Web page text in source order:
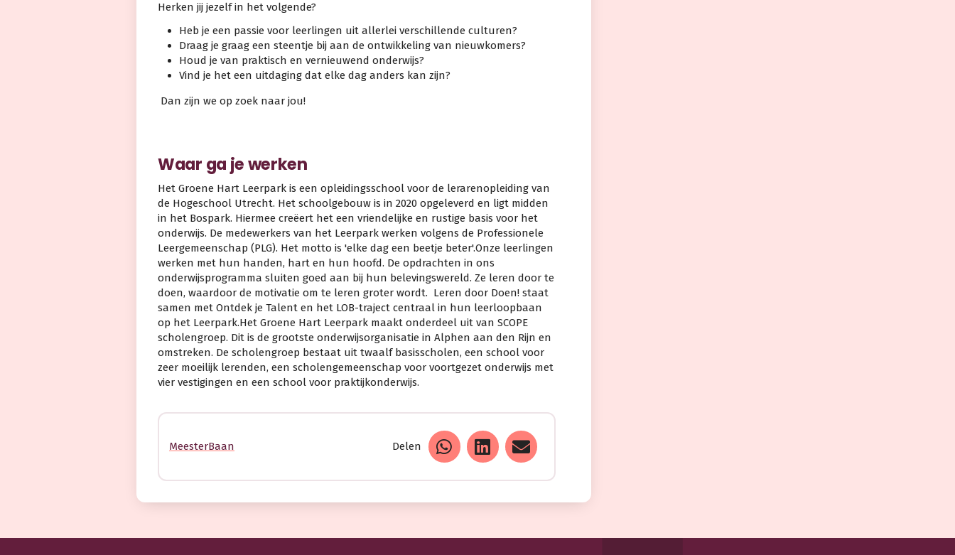
Herken jij jezelf in het volgende?
Heb je een passie voor leerlingen uit allerlei verschillende culturen?
Draag je graag een steentje bij aan de ontwikkeling van nieuwkomers?
Houd je van praktisch en vernieuwend onderwijs?
Vind je het een uitdaging dat elke dag anders kan zijn?
Dan zijn we op zoek naar jou!
Waar ga je werken
Het Groene Hart Leerpark is een opleidingsschool voor de lerarenopleiding van
de Hogeschool Utrecht. Het schoolgebouw is in 2020 opgeleverd en ligt midden
in het Bospark. Hiermee creëert het een vriendelijke en rustige basis voor het
onderwijs. De medewerkers van het Leerpark werken volgens de Professionele
Leergemeenschap (PLG). Het motto is 'elke dag een beetje beter'.Onze leerlingen
werken met hun handen, hart en hun hoofd. De opdrachten in ons
onderwijsprogramma sluiten goed aan bij hun belevingswereld. Ze leren door te
doen, waardoor de motivatie om te leren groter wordt. Leren door Doen! staat
samen met Ontdek je Talent en het LOB-traject centraal in hun leerloopbaan
op het Leerpark.Het Groene Hart Leerpark maakt onderdeel uit van SCOPE
scholengroep. Dit is de grootste onderwijsorganisatie in Alphen aan den Rijn en
omstreken. De scholengroep bestaat uit twaalf basisscholen, een school voor
zeer moeilijk lerenden, een scholengemeenschap voor voortgezet onderwijs met
vier vestigingen en een school voor praktijkonderwijs.
MeesterBaan Delen